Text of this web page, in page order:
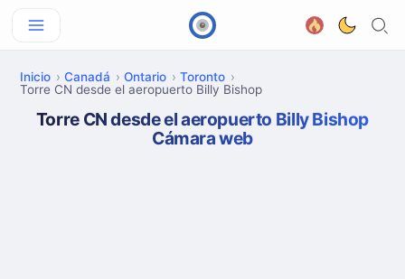
Inicio Canadá Ontario
Toronto
Torre CN desde el aeropuerto Billy Bishop
Torre CN desde el aeropuerto Billy Bishop
Cámara web